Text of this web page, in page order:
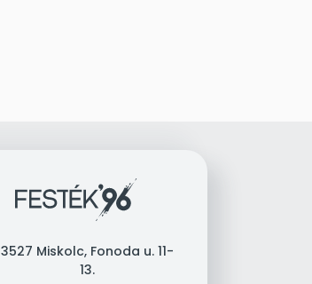
3527 Miskolc, Fonoda u. 11-
13.